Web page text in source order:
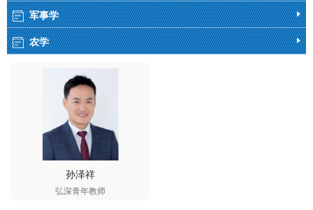
军事学
农学
孙泽祥
弘深青年教师